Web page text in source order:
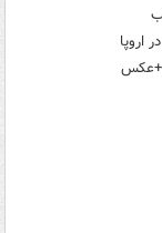
اروپا